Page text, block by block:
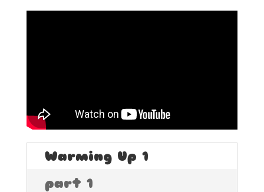
Warming Up 1
part 1